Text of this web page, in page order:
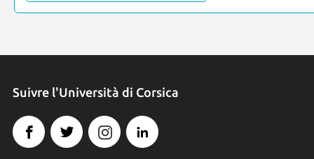
Suivre l'Università di Corsica